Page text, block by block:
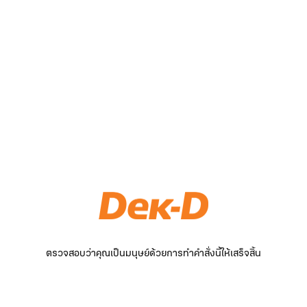
ตรวจสอบว่าคุณเป็นมนุษย์ด้วยการทำคำสั่งนี้ให้เสร็จสิ้น